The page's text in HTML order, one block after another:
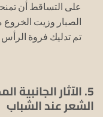
على التساقط أن
الصبار وزيت
تم تدليك فروة الرأس
5. الآثار
الشعر عند الشباب